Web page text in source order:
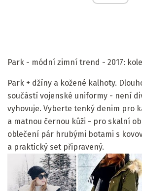
Park - módní zimní trend - 2017:
Park + džíny a kožené kalhoty.
součástí vojenské uniformy - není
vyhovuje. Vyberte tenký denim pro
a matnou černou kůži - pro skalní
oblečení pár hrubými botami s
a praktický set připravený.